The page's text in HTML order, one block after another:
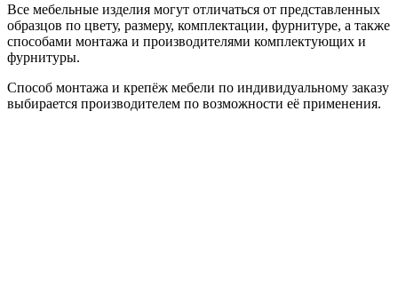
Все мебельные изделия могут отличаться от представленных
образцов по цвету, размеру, комплектации, фурнитуре, а также
способами монтажа и производителями комплектующих и
фурнитуры.
Способ монтажа и крепёж мебели по индивидуальному заказу
выбирается производителем по возможности её применения.